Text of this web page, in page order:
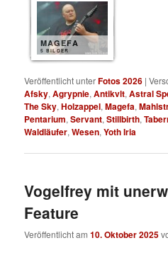
MAGEFA
5 BILDER
Veröffentlicht unterFotos 2026 |
Afsky,Agrypnie,Antikvlt,Astral
The Sky,Holzappel,Magefa,
Pentarium,Servant,Stillbirth,
Waldläufer,Wesen,Yoth Iria
Vogelfrey mit
Feature
Veröffentlicht am10. Oktober 2025